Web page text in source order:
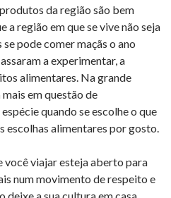
da região são bem
a região em que se vive não seja
pode comer maçãs o ano
a experimentar, a
alimentares. Na grande
em questão de
quando se escolhe o que
escolhas alimentares por gosto.
você viajar esteja aberto para
num movimento de respeito e
a sua cultura em casa.